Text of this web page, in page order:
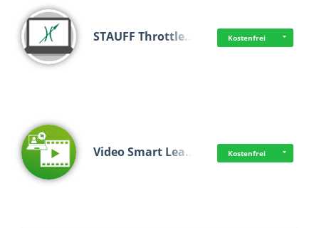
STAUFF Throttle… Kostenfrei
Video Smart Lea… Kostenfrei